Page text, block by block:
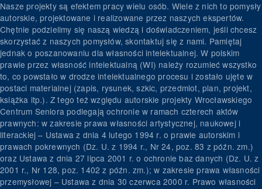
Nasze projekty są efektem pracy wielu osób. Wiele z nich to pomysły
autorskie, projektowane i realizowane przez naszych ekspertów.
Chętnie podzielimy się naszą wiedzą i doświadczeniem, jeśli chcesz
skorzystać z naszych pomysłów, skontaktuj się z nami. Pamiętaj
jednak o poszanowaniu dla własności intelektualnej. W polskim
prawie przez własność intelektualną (WI) należy rozumieć wszystko
to, co powstało w drodze intelektualnego procesu i zostało ujęte w
postaci materialnej (zapis, rysunek, szkic, przedmiot, plan, projekt,
książka itp.). Z tego też względu autorskie projekty Wrocławskiego
Centrum Seniora podlegają ochronie w ramach czterech aktów
prawnych: w zakresie prawa własności artystycznej, naukowej i
literackiej – Ustawa z dnia 4 lutego 1994 r. o prawie autorskim i
prawach pokrewnych (Dz. U. z 1994 r., Nr 24, poz. 83 z późn. zm.)
oraz Ustawa z dnia 27 lipca 2001 r. o ochronie baz danych (Dz. U. z
2001 r., Nr 128, poz. 1402 z późn. zm.); w zakresie prawa własności
przemysłowej – Ustawa z dnia 30 czerwca 2000 r. Prawo własności